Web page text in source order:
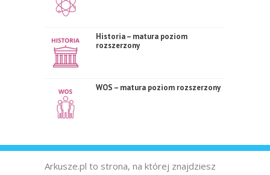
Historia – matura poziom
rozszerzony
WOS – matura poziom rozszerzony
Arkusze.pl to strona, na której znajdziesz